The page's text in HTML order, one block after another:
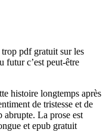
pdf gratuit sur les
futur c’est peut-être
histoire longtemps après
de tristesse et de
La prose est
et epub gratuit